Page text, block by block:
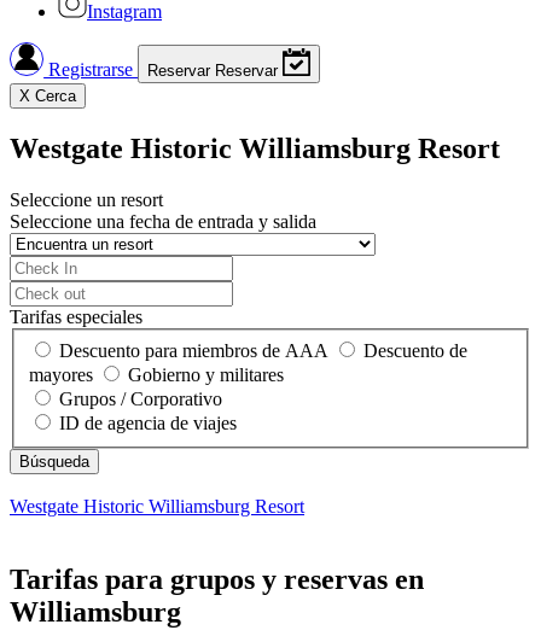
Instagram
Registrarse Reservar Reservar
X Cerca
Westgate Historic Williamsburg Resort
Seleccione un resort
Seleccione una fecha de entrada y salida
Tarifas especiales
Descuento para miembros de AAA
Descuento de
mayores
Gobierno y militares
Grupos / Corporativo
ID de agencia de viajes
Westgate Historic Williamsburg Resort
Tarifas para grupos y reservas en
Williamsburg